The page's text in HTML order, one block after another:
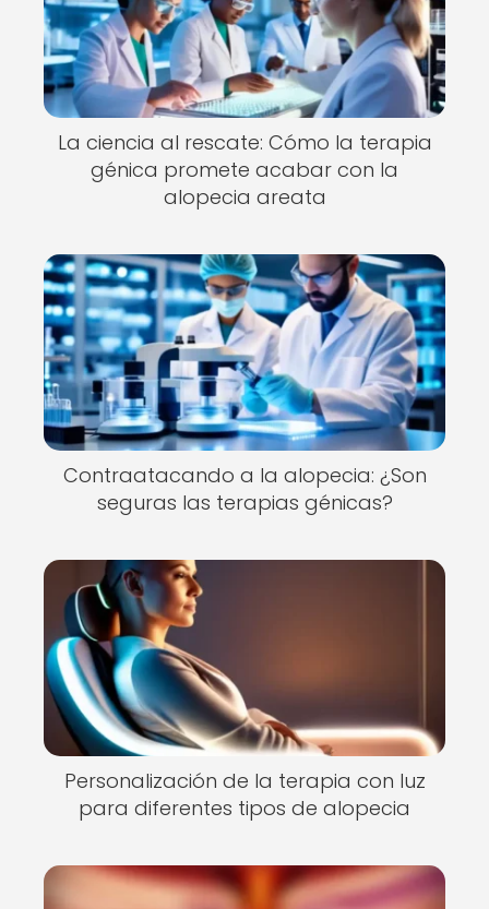
La ciencia al rescate: Cómo la terapia
génica promete acabar con la
alopecia areata
Contraatacando a la alopecia: ¿Son
seguras las terapias génicas?
Personalización de la terapia con luz
para diferentes tipos de alopecia